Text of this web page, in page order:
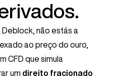
não estás a
ao preço do ouro,
CFD que simula
um direito fracionado